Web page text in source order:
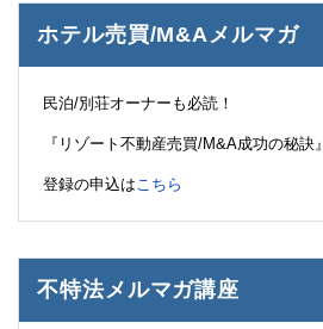
ホテル売買/M&Aメルマガ
民泊/別荘オーナーも必読！
『リゾート不動産売買/M&A成功の秘訣』
登録の申込は こちら
不特法メルマガ講座